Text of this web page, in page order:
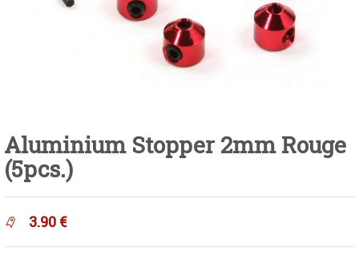
Aluminium Stopper 2mm Rouge
(5pcs.)
3.90 €